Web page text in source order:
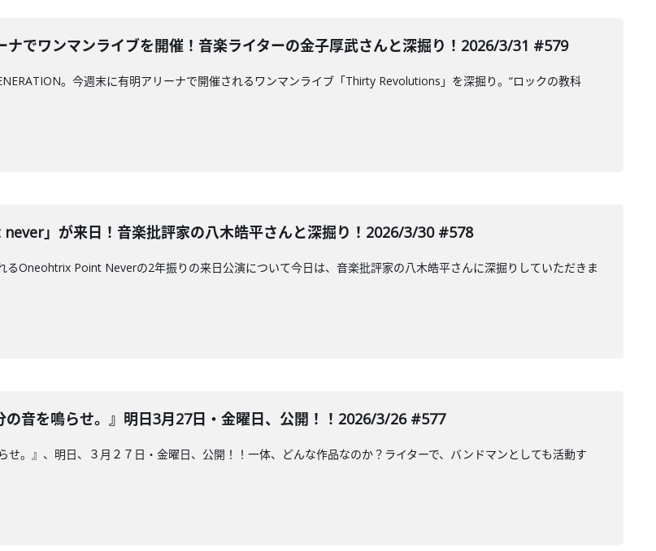
ナでワンマンライブを開催！音楽ライターの金子厚武さんと深掘り！2026/3/31 #579
。今週末に有明アリーナで開催されるワンマンライブ「Thirty Revolutions」を深掘り。“ロックの教科
」が来日！音楽批評家の八木皓平さんと深掘り！2026/3/30 #578
Oneohtrix Point Neverの2年振りの来日公演について今日は、音楽批評家の八木皓平さんに深掘りしていただきま
音を鳴らせ。』明日3月27日・金曜日、公開！！2026/3/26 #577
。』、明日、３月２７日・金曜日、公開！！一体、どんな作品なのか？ライターで、バンドマンとしても活動す